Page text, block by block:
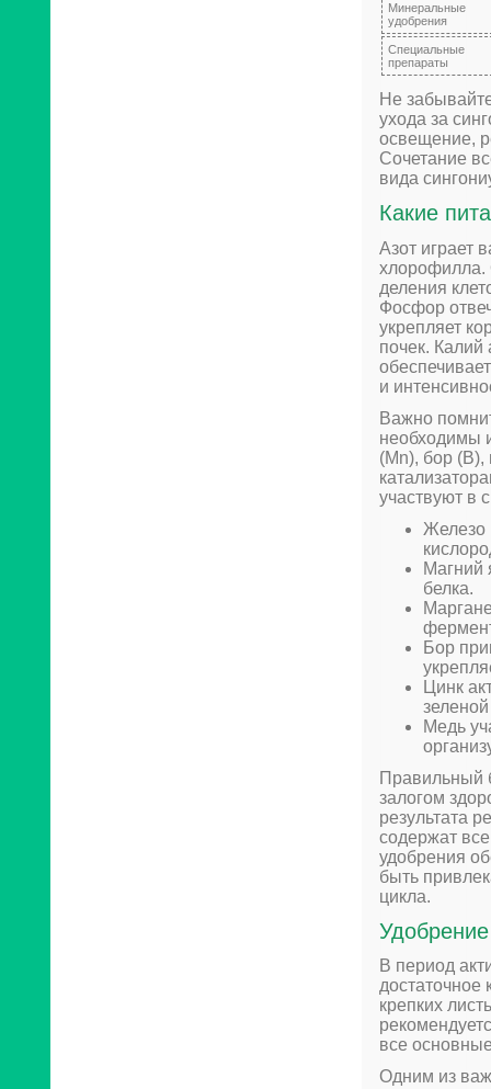
Минеральные
удобрения
Специальные
препараты
Не
ухода за
освещение,
Сочетание
вида
Какие
Азот играет
хлорофилла.
деления
Фосфор
укрепляет
почек. Калий
и
Важно
необходимы
(Mn), бор
участвуют в
Железо
Магний
белка.
Бор
Цинк
Медь
Правильный
залогом
результата
содержат
удобрения
быть
цикла.
В период
достаточное
крепких
все
Одним из